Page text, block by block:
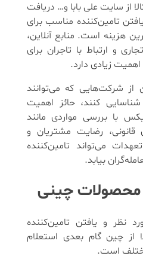
از سایت علی بابا و… دریافت
تامین‌کننده مناسب برای
هزینه است. منابع آنلاین،
و ارتباط با تاجران برای
زیادی دارد.
شرکت‌هایی که می‌توانند
کنند، حائز اهمیت
با بررسی مواردی مانند
قانونی، رضایت مشتریان و
می‌تواند تامین‌کننده
بیابد.
محصولات چینی
نظر و یافتن تامین‌کننده
از چین گام بعدی استعلام
است.